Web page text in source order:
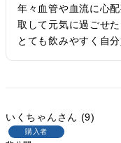
年々血管や血流に心
取して元気に過ごせ
とても飲みやすく自
いくちゃん 9
購入者